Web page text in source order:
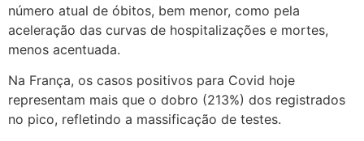
número atual de óbitos, bem menor, como pela
aceleração das curvas de hospitalizações e mortes,
menos acentuada.
Na França, os casos positivos para Covid hoje
representam mais que o dobro (213%) dos registrados
no pico, refletindo a massificação de testes.